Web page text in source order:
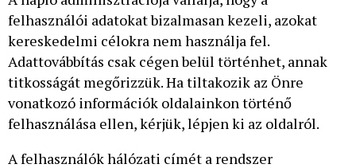
felhasználói adatokat bizalmasan kezeli, azokat
kereskedelmi célokra nem használja fel.
Adattovábbítás csak cégen belül történhet, annak
titkosságát megőrizzük. Ha tiltakozik az Önre
vonatkozó információk oldalainkon történő
felhasználása ellen, kérjük, lépjen ki az oldalról.
A felhasználók hálózati címét a rendszer